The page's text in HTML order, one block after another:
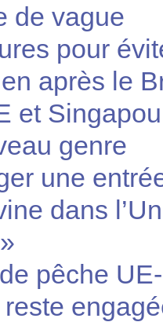
de vague
pour
après le
et
genre
une
dans
de pêche